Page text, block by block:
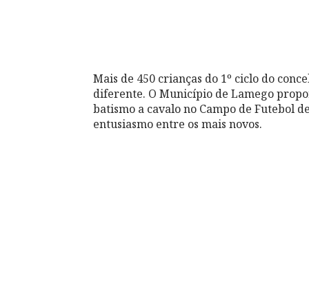
Mais de 450 crianças do 1º ciclo do
diferente. O Município de Lamego
batismo a cavalo no Campo de Futebol
entusiasmo entre os mais novos.